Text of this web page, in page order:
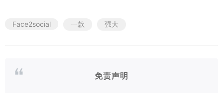
Face2social 一款 强大
免责声明